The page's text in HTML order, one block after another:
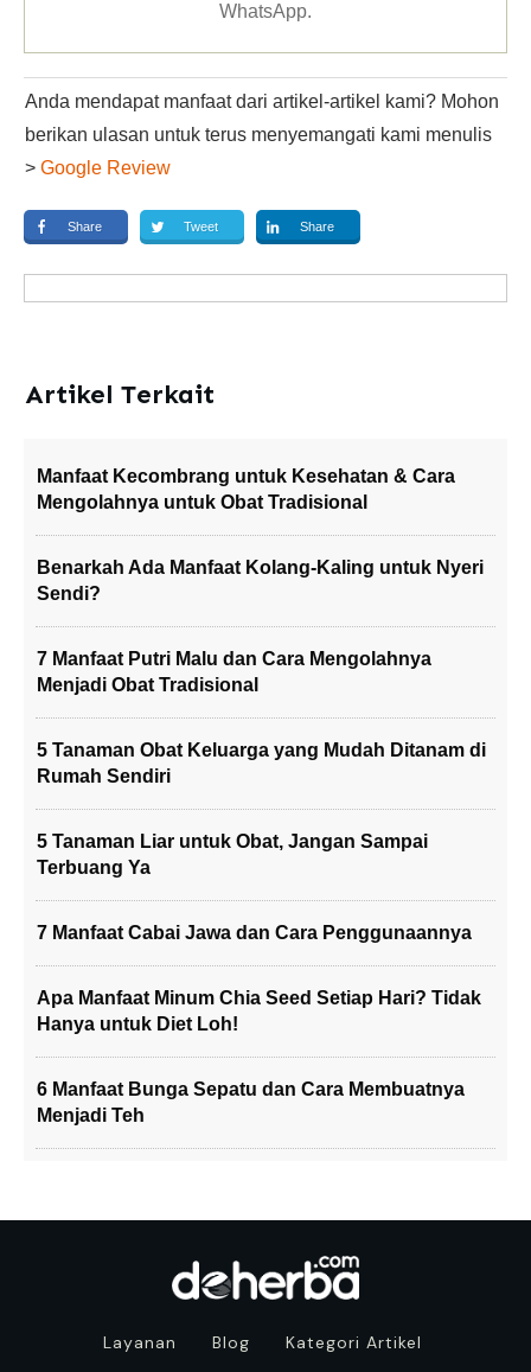
WhatsApp.
Anda mendapat manfaat dari artikel-artikel kami? Mohon
berikan ulasan untuk terus menyemangati kami menulis
> Google Review
Share Tweet Share
Artikel Terkait
Manfaat Kecombrang untuk Kesehatan & Cara
Mengolahnya untuk Obat Tradisional
Benarkah Ada Manfaat Kolang-Kaling untuk Nyeri
Sendi?
7 Manfaat Putri Malu dan Cara Mengolahnya
Menjadi Obat Tradisional
5 Tanaman Obat Keluarga yang Mudah Ditanam di
Rumah Sendiri
5 Tanaman Liar untuk Obat, Jangan Sampai
Terbuang Ya
7 Manfaat Cabai Jawa dan Cara Penggunaannya
Apa Manfaat Minum Chia Seed Setiap Hari? Tidak
Hanya untuk Diet Loh!
6 Manfaat Bunga Sepatu dan Cara Membuatnya
Menjadi Teh
Layanan Blog
Kategori Artikel